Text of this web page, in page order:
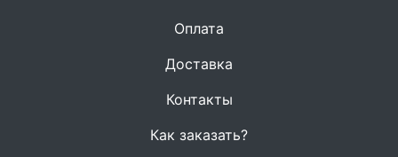
Оплата
Доставка
Контакты
Как заказать?